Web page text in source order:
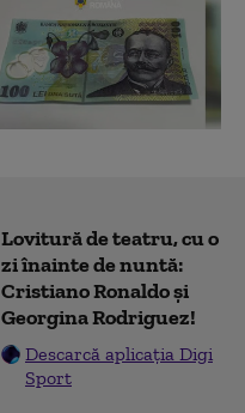
Lovitură de teatru, cu o
zi înainte de nuntă:
Cristiano Ronaldo și
Georgina Rodriguez!
Descarcă aplicația Digi
Sport